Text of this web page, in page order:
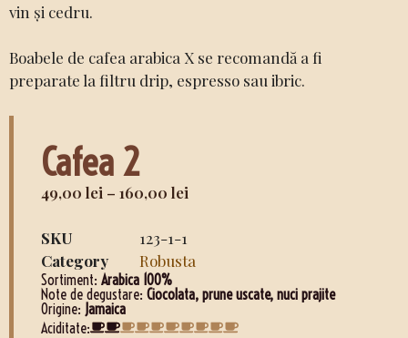
vin și cedru.
Boabele de cafea arabica X se recomandă a fi
preparate la filtru drip, espresso sau ibric.
Cafea 2
49,00 lei – 160,00 lei
SKU
123-1-1
Category
Robusta
Sortiment: Arabica 100%
Note de degustare: Ciocolata, prune uscate, nuci prajite
Origine: Jamaica
Aciditate: